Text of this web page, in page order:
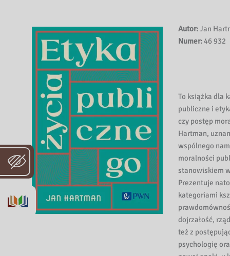
Autor:Jan
Numer:46 932
To książka dla
publiczne i
czy postęp
Hartman,
wspólnego
moralności
stanowiskiem
Prezentuje
kategoriami
dojrzałość,
też z
psychologię